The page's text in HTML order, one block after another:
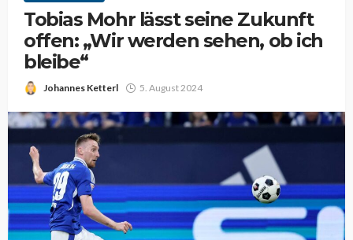
Tobias Mohr lässt seine Zukunft
offen: „Wir werden sehen, ob ich
bleibe“
Johannes Ketterl 5. August 2024